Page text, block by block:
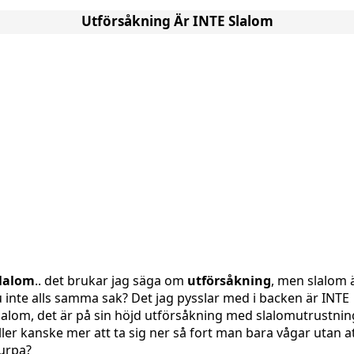
Utförsåkning Är INTE Slalom
.. det brukar jag säga om utförsåkning, men slalom
inte alls samma sak? Det jag pysslar med i backen är INTE
det är på sin höjd utförsåkning med
kanske mer att ta sig ner så fort man bara vågar utan